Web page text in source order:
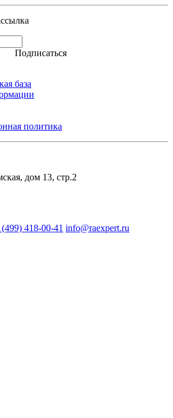
Подписаться
база
политика
дом 13, стр.2
418-00-41 info@raexpert.ru